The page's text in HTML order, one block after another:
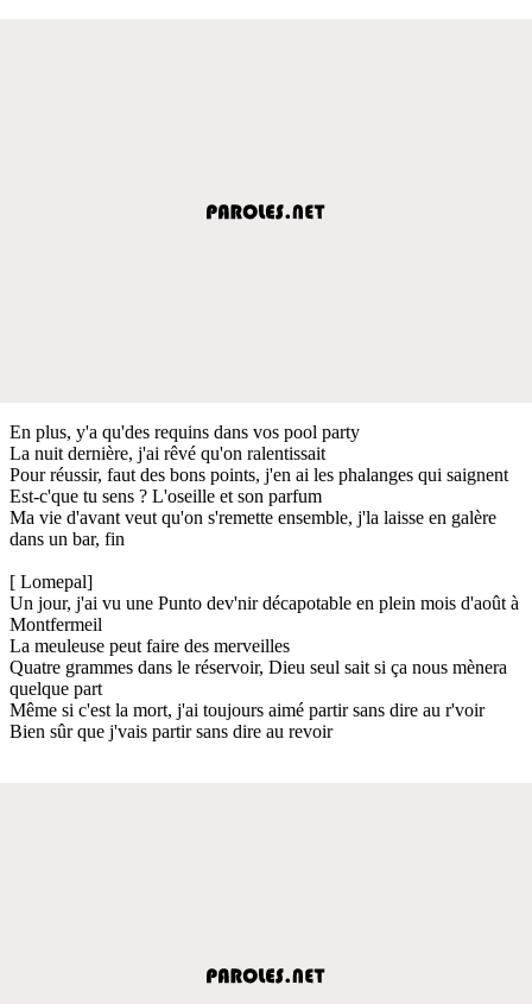
En plus, y'a qu'des requins dans vos pool party
La nuit dernière, j'ai rêvé qu'on ralentissait
Pour réussir, faut des bons points, j'en ai les phalanges qui saignent
Est-c'que tu sens ? L'oseille et son parfum
Ma vie d'avant veut qu'on s'remette ensemble, j'la laisse en galère
dans un bar, fin
[ Lomepal]
Un jour, j'ai vu une Punto dev'nir décapotable en plein mois d'août à
Montfermeil
La meuleuse peut faire des merveilles
Quatre grammes dans le réservoir, Dieu seul sait si ça nous mènera
quelque part
Même si c'est la mort, j'ai toujours aimé partir sans dire au r'voir
Bien sûr que j'vais partir sans dire au revoir